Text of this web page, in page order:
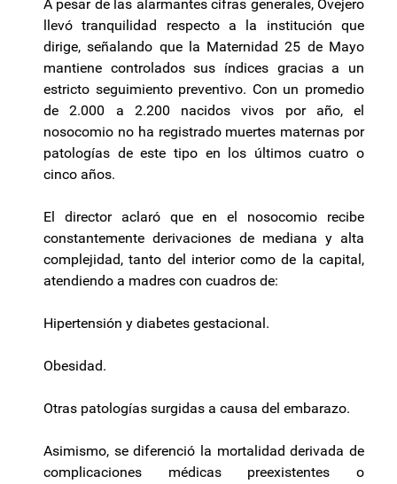
A pesar de las alarmantes cifras generales, Ovejero
llevó tranquilidad respecto a la institución que
dirige, señalando que la Maternidad 25 de Mayo
mantiene controlados sus índices gracias a un
estricto seguimiento preventivo. Con un promedio
de 2.000 a 2.200 nacidos vivos por año, el
nosocomio no ha registrado muertes maternas por
patologías de este tipo en los últimos cuatro o
cinco años.
El director aclaró que en el nosocomio recibe
constantemente derivaciones de mediana y alta
complejidad, tanto del interior como de la capital,
atendiendo a madres con cuadros de:
Hipertensión y diabetes gestacional.
Obesidad.
Otras patologías surgidas a causa del embarazo.
Asimismo, se diferenció la mortalidad derivada de
complicaciones médicas preexistentes o